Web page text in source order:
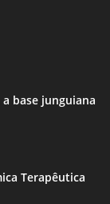
base junguiana
Terapêutica